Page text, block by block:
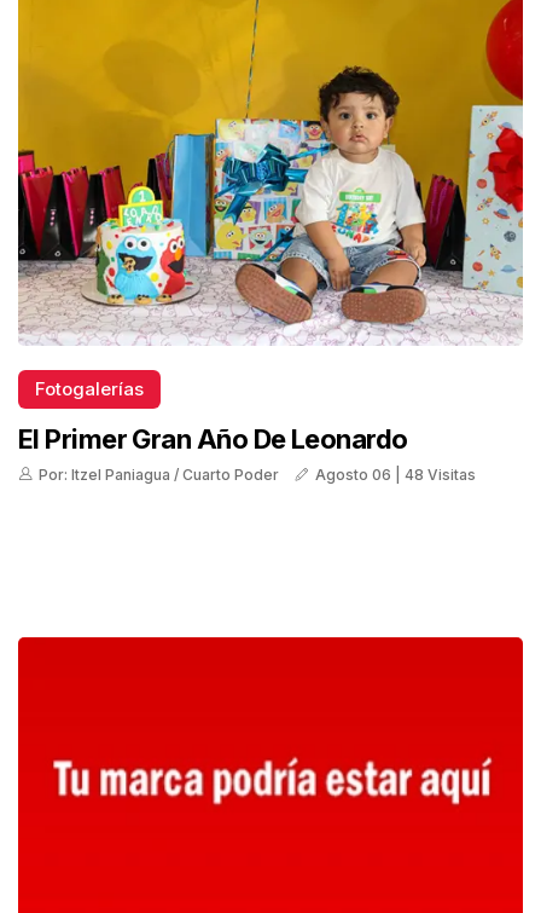
Fotogalerías
El Primer Gran Año De Leonardo
Por: Itzel Paniagua / Cuarto Poder Agosto 06 | 48 Visitas